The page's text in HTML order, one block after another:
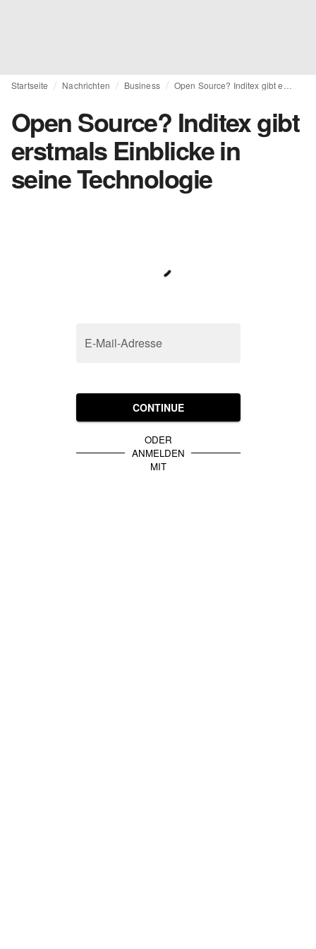
Startseite Nachrichten Business
Open Source? Inditex gibt
erstmals Einblicke in
seine Technologie
E-Mail-Adresse
CONTINUE
ODER
ANMELDEN
MIT